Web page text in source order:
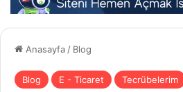
Anasayfa/ Blog
Blog E - Ticaret Tecrübelerim